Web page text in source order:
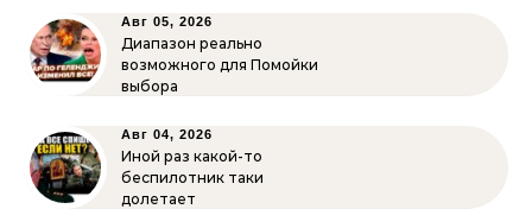
Авг 05, 2026
Диапазон реально
возможного для Помойки
выбора
Авг 04, 2026
Иной раз какой-то
беспилотник таки
долетает